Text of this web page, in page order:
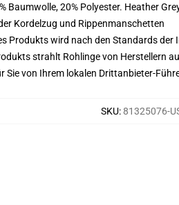
Baumwolle, 20% Polyester. Heather
Kordelzug und Rippenmanschetten
Produkts wird nach den Standards
strahlt Rohlinge von Herstellern
Sie von Ihrem lokalen Drittanbieter-
SKU:81325076-